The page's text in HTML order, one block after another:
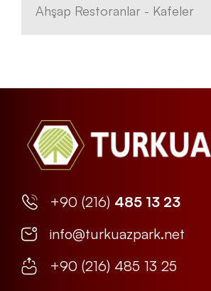
Ahşap Restoranlar - Kafeler
+90 (216) 485 13 23
info@turkuazpark.net
+90 (216) 485 13 25